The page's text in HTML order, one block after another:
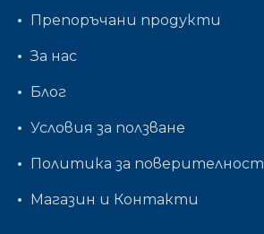
Препоръчани продукти
За нас
Блог
Условия за ползване
Политика за поверителност
Магазин и Контакти